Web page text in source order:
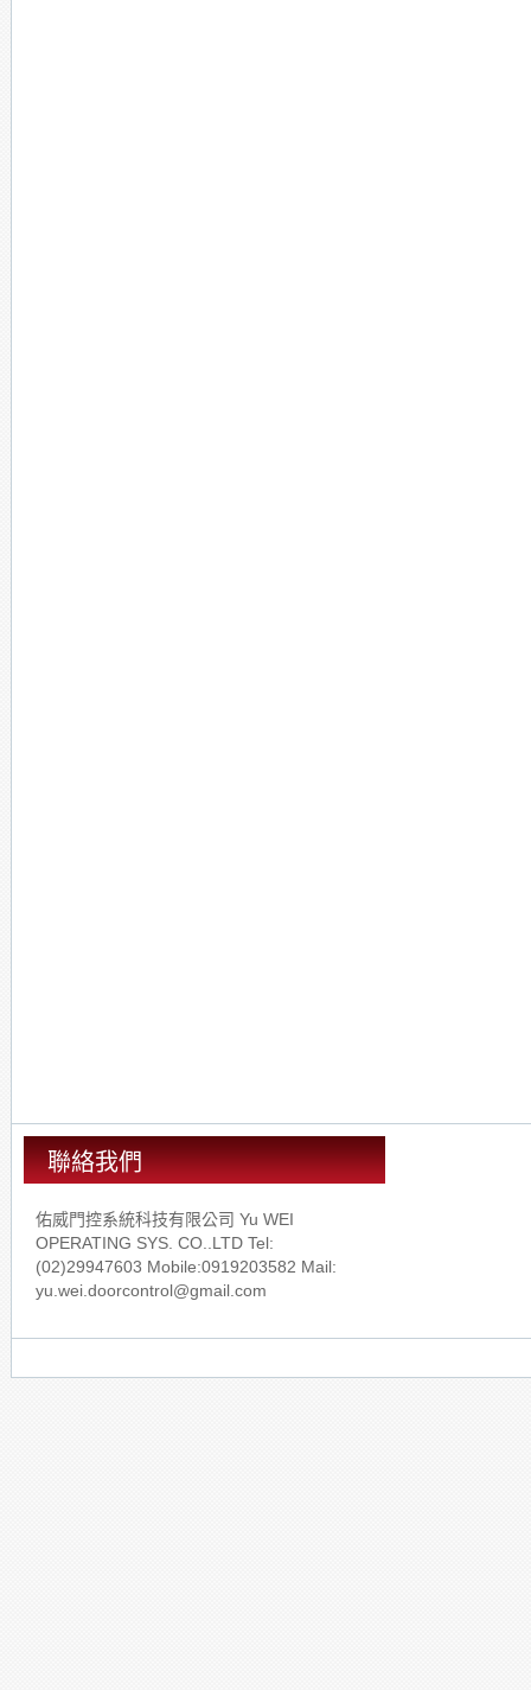
聯絡我們
佑威門控系統科技有限公司 Yu WEI
OPERATING SYS. CO..LTD Tel:
(02)29947603 Mobile:0919203582 Mail:
yu.wei.doorcontrol@gmail.com